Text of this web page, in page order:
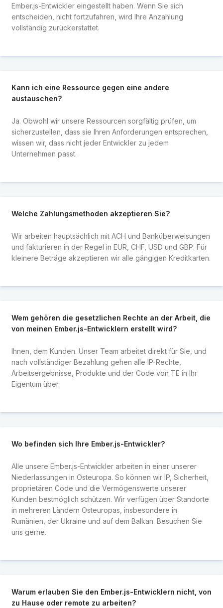
Ember.js-Entwickler eingestellt haben. Wenn Sie sich
entscheiden, nicht fortzufahren, wird Ihre Anzahlung
vollständig zurückerstattet.
Kann ich eine Ressource gegen eine andere
austauschen?
Ja. Obwohl wir unsere Ressourcen sorgfältig prüfen, um
sicherzustellen, dass sie Ihren Anforderungen entsprechen,
wissen wir, dass nicht jeder Entwickler zu jedem
Unternehmen passt.
Welche Zahlungsmethoden akzeptieren Sie?
Wir arbeiten hauptsächlich mit ACH und Banküberweisungen
und fakturieren in der Regel in EUR, CHF, USD und GBP. Für
kleinere Beträge akzeptieren wir alle gängigen Kreditkarten.
Wem gehören die gesetzlichen Rechte an der Arbeit, die
von meinen Ember.js-Entwicklern erstellt wird?
Ihnen, dem Kunden. Unser Team arbeitet direkt für Sie, und
nach vollständiger Bezahlung gehen alle IP-Rechte,
Arbeitsergebnisse, Produkte und der Code von TE in Ihr
Eigentum über.
Wo befinden sich Ihre Ember.js-Entwickler?
Alle unsere Ember.js-Entwickler arbeiten in einer unserer
Niederlassungen in Osteuropa. So können wir IP, Sicherheit,
proprietären Code und die Vermögenswerte unserer
Kunden bestmöglich schützen. Wir verfügen über Standorte
in mehreren Ländern Osteuropas, insbesondere in
Rumänien, der Ukraine und auf dem Balkan. Besuchen Sie
uns gerne.
Warum erlauben Sie den Ember.js-Entwicklern nicht, von
zu Hause oder remote zu arbeiten?